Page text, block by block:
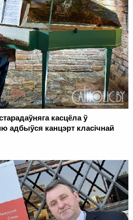
касцёла ў
адбыўся канцэрт класічнай